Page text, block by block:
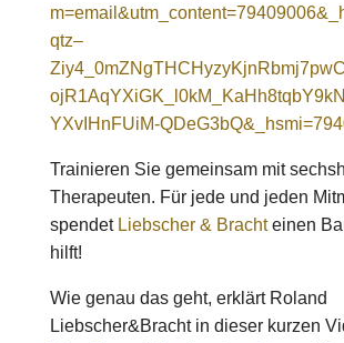
qtz–
YXvIHnFUiM-
Trainieren Sie gemeinsam mit
Therapeuten. Für jede und jeden
spendet Liebscher & Brachteinen
hilft!
Wie genau das geht, erklärt Roland
Liebscher&Bracht in dieser kurzen